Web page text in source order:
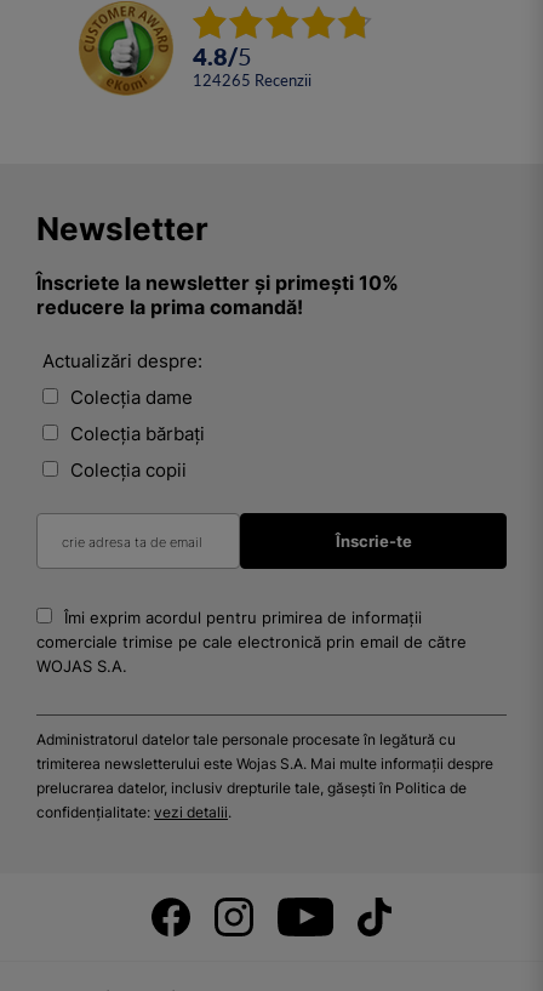
4.8/5
124265 Recenzii
Newsletter
Înscriete la newsletter și primești 10%
reducere la prima comandă!
Actualizări despre:
Colecția dame
Colecția bărbați
Colecția copii
Îmi exprim acordul pentru primirea de informații
comerciale trimise pe cale electronică prin email de către
WOJAS S.A.
Administratorul datelor tale personale procesate în legătură cu
trimiterea newsletterului este Wojas S.A. Mai multe informații despre
prelucrarea datelor, inclusiv drepturile tale, găsești în Politica de
confidențialitate: vezi detalii.